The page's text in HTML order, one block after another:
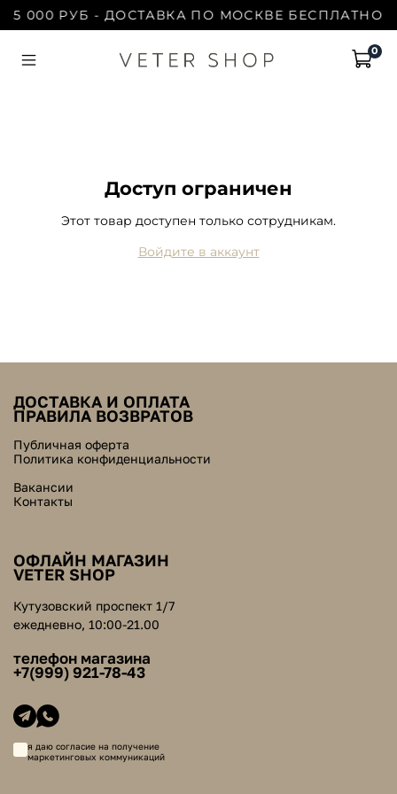
000 РУБ - ДОСТАВКА ПО МОСКВЕ БЕСПЛАТНО
0
Доступ ограничен
Этот товар доступен только сотрудникам.
Войдите в аккаунт
ДОСТАВКА И ОПЛАТА
ПРАВИЛА ВОЗВРАТОВ
Публичная оферта
Политика конфиденциальности
Вакансии
Контакты
ОФЛАЙН МАГАЗИН
VETER SHOP
Кутузовский проспект 1/7
ежедневно, 10:00-21.00
телефон магазина
+7(999) 921-78-43
я даю согласие на получение
маркетинговых коммуникаций